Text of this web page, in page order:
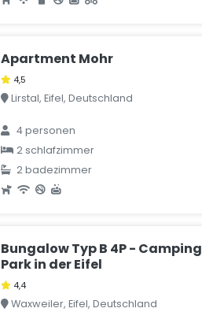
Apartment Mohr
4,5
Lirstal, Eifel, Deutschland
4 personen
2 schlafzimmer
2 badezimmer
Bungalow Typ B 4P - Camping
Park in der Eifel
4,4
Waxweiler, Eifel, Deutschland